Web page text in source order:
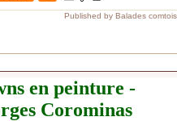
Published by Balades
en peinture -
Corominas